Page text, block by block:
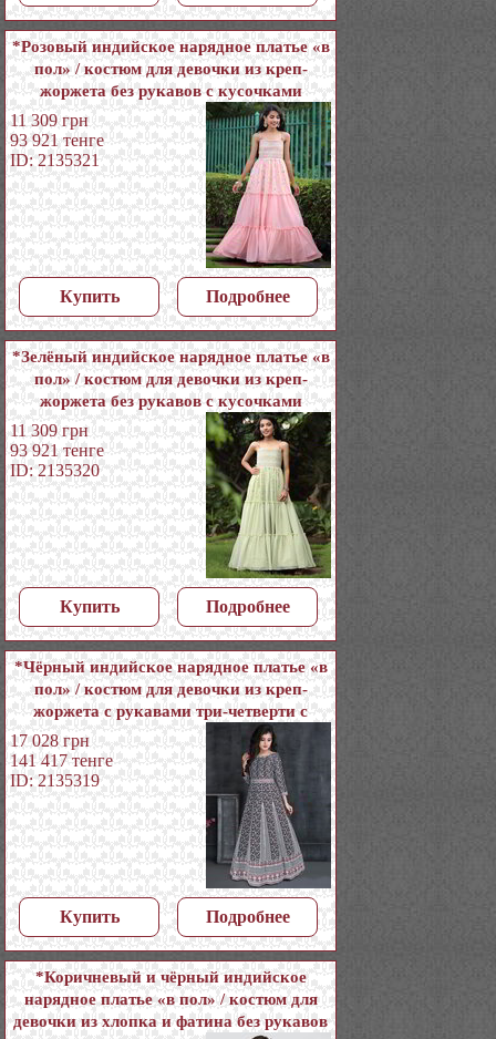
*Розовый индийское нарядное платье «в
пол» / костюм для девочки из креп-
жоржета без рукавов с кусочками
11 309 грн
93 921 тенге
ID: 2135321
Купить Подробнее
*Зелёный индийское нарядное платье «в
пол» / костюм для девочки из креп-
жоржета без рукавов с кусочками
11 309 грн
93 921 тенге
ID: 2135320
Купить Подробнее
*Чёрный индийское нарядное платье «в
пол» / костюм для девочки из креп-
жоржета с рукавами три-четверти с
17 028 грн
141 417 тенге
ID: 2135319
Купить Подробнее
*Коричневый и чёрный индийское
нарядное платье «в пол» / костюм для
девочки из хлопка и фатина без рукавов